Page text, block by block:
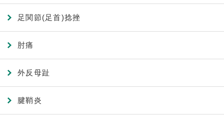
足関節(足首)捻挫
肘痛
外反母趾
腱鞘炎